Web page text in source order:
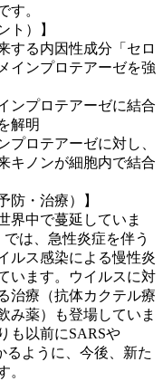
す。
ト）
】
する内因性成分「セロ
インプロテアーゼを強
ンプロテアーゼに結合
解明
プロテアーゼに対し、
キノンが細胞内で結合
防・治療）】
界中で蔓延していま
は、急性炎症を伴う
ルス感染による慢性炎
います。ウイルスに対
治療（抗体カクテル療
み薬）も登場していま
も以前にSARSや
るように、今後、新た
。